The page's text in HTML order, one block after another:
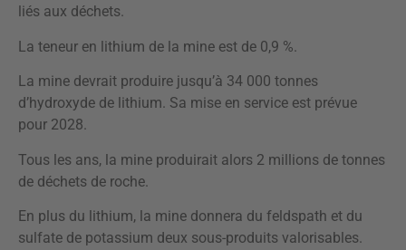
liés aux déchets.
La teneur en lithium de la mine est de 0,9 %.
La mine devrait produire jusqu’à 34 000 tonnes
d’hydroxyde de lithium. Sa mise en service est prévue
pour 2028.
Tous les ans, la mine produirait alors 2 millions de tonnes
de déchets de roche.
En plus du lithium, la mine donnera du feldspath et du
sulfate de potassium deux sous-produits valorisables.